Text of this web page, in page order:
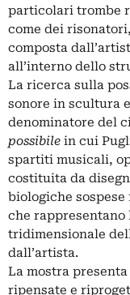
particolari trombe
come dei
composta
all’interno dello
La ricerca sulla
sonore in scultura
denominatore del
possibile in cui
spartiti musicali,
costituita da
biologiche
che rappresentano
tridimensionale
dall’artista.
La mostra
ripensate e